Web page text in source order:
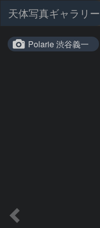
天体写真ギャラリー
Polarie 渋谷義一